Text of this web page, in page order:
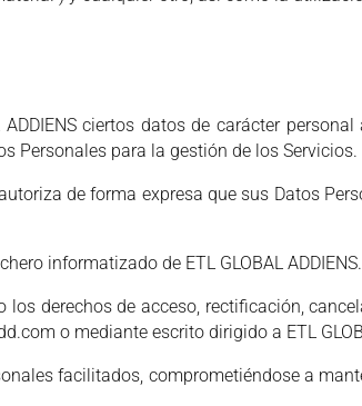
ciertos datos de carácter
Personales para la gestión de los Servicios.
de forma expresa que sus Datos
informatizado de ETL GLOBAL ADDIENS.
derechos de acceso, rectificación,
o mediante escrito dirigido a ETL
facilitados, comprometiéndose a